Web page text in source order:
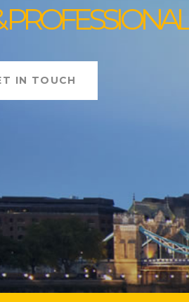
PROFESSIONAL
IN TOUCH